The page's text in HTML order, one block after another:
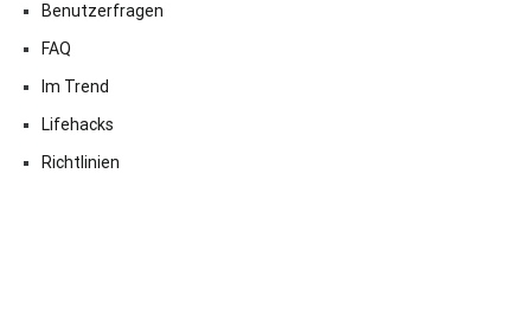
Benutzerfragen
FAQ
Im Trend
Lifehacks
Richtlinien